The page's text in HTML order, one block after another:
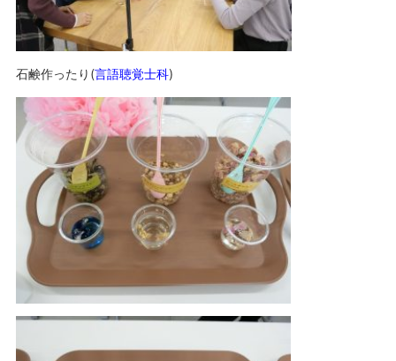
石鹸作ったり(言語聴覚士科)